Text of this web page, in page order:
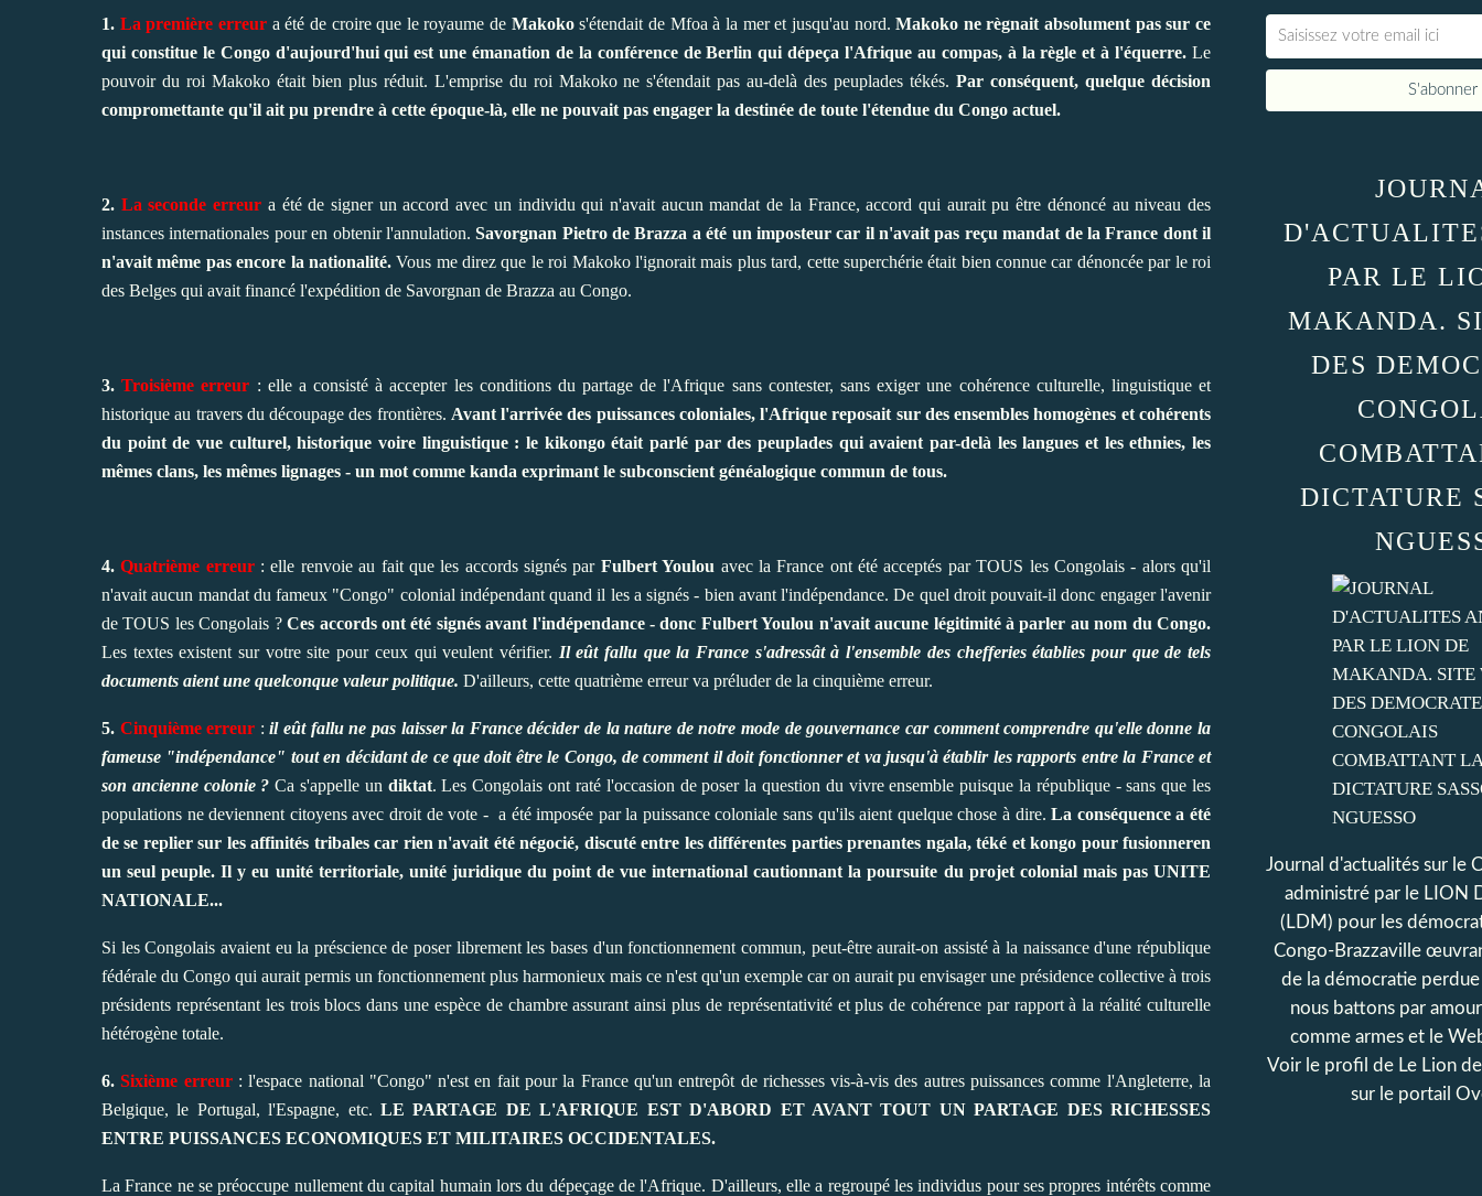
1. La première erreura été de croire que le royaume de Makokos'étendait de Mfoa à la mer et jusqu'au nord.Makoko ne règnait absolument pas sur ce
qui constitue le Congo d'aujourd'hui qui est une émanation de la conférence de Berlin qui dépeça l'Afrique au compas, à la règle et à l'équerre. Le
pouvoir du roi Makoko était bien plus réduit. L'emprise du roi Makoko ne s'étendait pas au-delà des peuplades tékés.Par conséquent, quelque décision
compromettante qu'il ait pu prendre à cette époque-là, elle ne pouvait pas engager la destinée de toute l'étendue du Congo actuel.
2. La seconde erreur a été de signer un accord avec un individu qui n'avait aucun mandat de la France, accord qui aurait pu être dénoncé au niveau des
instances internationales pour en obtenir l'annulation.Savorgnan Pietro de Brazza a été un imposteur car il n'avait pas reçu mandat de la France dont il
n'avait même pas encore la nationalité.Vous me direz que le roi Makoko l'ignorait mais plus tard, cette superchérie était bien connue car dénoncée par le roi
des Belges qui avait financé l'expédition de Savorgnan de Brazza au Congo.
3.Troisième erreur : elle a consisté à accepter les conditions du partage de l'Afrique sans contester, sans exiger une cohérence culturelle, linguistique et
historique au travers du découpage des frontières. Avant l'arrivée des puissances coloniales, l'Afrique reposait sur des ensembles homogènes et cohérents
du point de vue culturel, historique voire linguistique : le kikongo était parlé par des peuplades qui avaient par-delà les langues et les ethnies, les
mêmes clans, les mêmes lignages - un mot comme kanda exprimant le subconscient généalogique commun de tous.
4.Quatrième erreur: elle renvoie au fait que les accords signés par Fulbert Youlou avec la France ont été acceptés par TOUS les Congolais - alors qu'il
n'avait aucun mandat du fameux "Congo" colonial indépendant quand il les a signés - bien avant l'indépendance. De quel droit pouvait-il donc engager l'avenir
de TOUS les Congolais ?Ces accords ont été signés avant l'indépendance - donc Fulbert Youlou n'avait aucune légitimité à parler au nom du Congo.
Les textes existent sur votre site pour ceux qui veulent vérifier. Il eût fallu que la France s'adressât à l'ensemble des chefferies établies pour que de tels
documents aient une quelconque valeur politique. D'ailleurs, cette quatrième erreur va préluder de la cinquième erreur.
5. Cinquième erreur :il eût fallu ne pas laisser la France décider de la nature de notre mode de gouvernance car comment comprendre qu'elle donne la
fameuse "indépendance" tout en décidant de ce que doit être le Congo, de comment il doit fonctionner et va jusqu'à établir les rapports entre la France et
son ancienne colonie ? Ca s'appelle un diktat. Les Congolais ont raté l'occasion de poser la question du vivre ensemble puisque la république - sans que les
populations ne deviennent citoyens avec droit de vote - a été imposée par la puissance coloniale sans qu'ils aient quelque chose à dire.La conséquence a été
de se replier sur les affinités tribales car rien n'avait été négocié, discuté entre les différentes parties prenantes ngala, téké et kongo pour fusionneren
un seul peuple. Il y eu unité territoriale, unité juridique du point de vue international cautionnant la poursuite du projet colonial mais pas UNITE
NATIONALE...
Si les Congolais avaient eu la préscience de poser librement les bases d'un fonctionnement commun, peut-être aurait-on assisté à la naissance d'une république
fédérale du Congo qui aurait permis un fonctionnement plus harmonieux mais ce n'est qu'un exemple car on aurait pu envisager une présidence collective à trois
présidents représentant les trois blocs dans une espèce de chambre assurant ainsi plus de représentativité et plus de cohérence par rapport à la réalité culturelle
hétérogène totale.
6.Sixième erreur: l'espace national "Congo" n'est en fait pour la France qu'un entrepôt de richesses vis-à-vis des autres puissances comme l'Angleterre, la
Belgique, le Portugal, l'Espagne, etc.LE PARTAGE DE L'AFRIQUE EST D'ABORD ET AVANT TOUT UN PARTAGE DES RICHESSES
ENTRE PUISSANCES ECONOMIQUES ET MILITAIRES OCCIDENTALES.
La France ne se préoccupe nullement du capital humain lors du dépeçage de l'Afrique. D'ailleurs, elle a regroupé les individus pour ses propres intérêts comme
PAR LE
MAKANDA.
DES
DICTATURE
Journal d'actualités sur le
administré par le LION
(LDM) pour les
Congo-Brazzaville
de la démocratie
nous battons par
comme armes et le
Voir le profil de Le Lion
sur le portail